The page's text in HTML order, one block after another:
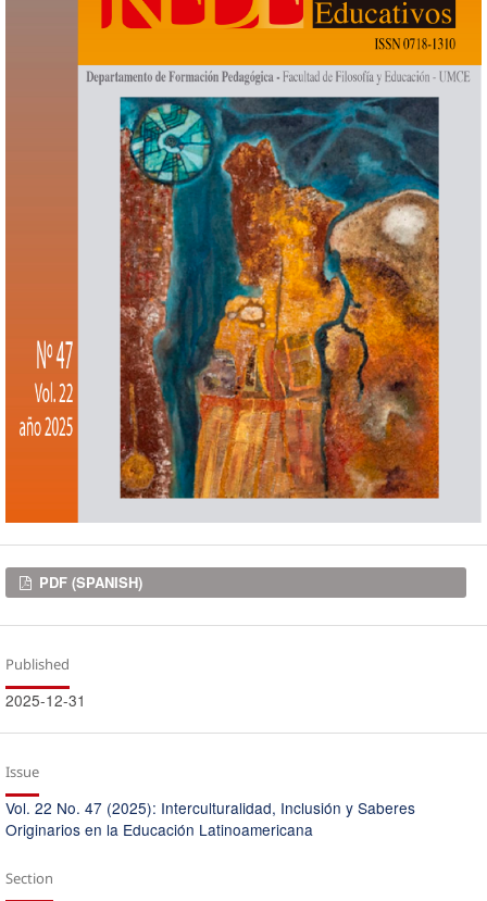
Downloads
PDF (SPANISH)
Published
2025-12-31
Issue
Vol. 22 No. 47 (2025): Interculturalidad, Inclusión y Saberes
Originarios en la Educación Latinoamericana
Section